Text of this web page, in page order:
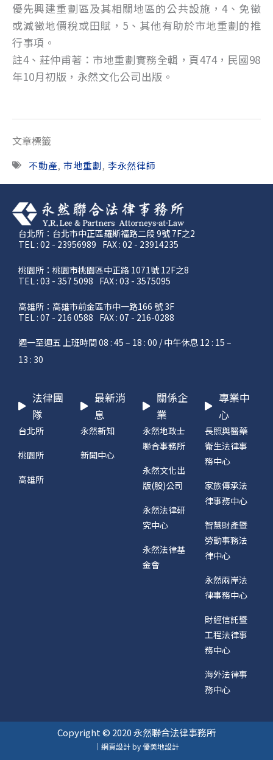
優先興建重劃區及其相關地區的公共設施，4、免徵
或減徵地價稅或田賦，5、其他有助於市地重劃的推
行事項。
註4、莊仲甫著：市地重劃實務全輯，頁474，民國98
年10月初版，永然文化公司出版。
文章標籤
不動產,市地重劃, 李永然律師
台北所：台北市中正區羅斯福路二段 9號 7F之2
TEL : 02 - 23956989 FAX : 02 - 23914235
桃園所：桃園市桃園區中正路 1071號 12F之8
TEL : 03 - 357 5098 FAX : 03 - 3575095
高雄所：高雄市前金區市中一路166 號 3F
TEL : 07 - 216 0588 FAX : 07 - 216-0288
週一至週五 上班時間 08 : 45 – 18 : 00 / 中午休息 12 : 15 –
13 : 30
法律團
隊
台北所
桃園所
高雄所
最新消
息
永然新知
新聞中心
關係企
業
永然地政士
聯合事務所
永然文化出
版(股)公司
永然法律研
究中心
永然法律基
金會
專業中
心
長照與醫藥
衛生法律事
務中心
家族傳承法
律事務中心
智慧財產暨
勞動事務法
律中心
永然兩岸法
律事務中心
財經信託暨
工程法律事
務中心
海外法律事
務中心
Copyright © 2020 永然聯合法律事務所
｜網頁設計 by 優美地設計